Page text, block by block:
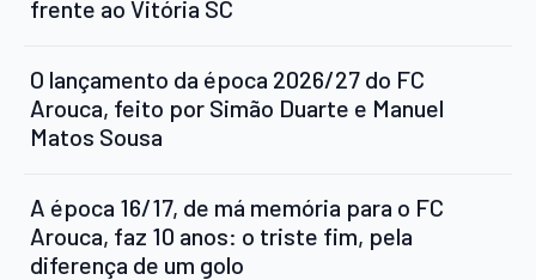
frente ao Vitória SC
O lançamento da época 2026/27 do FC
Arouca, feito por Simão Duarte e Manuel
Matos Sousa
A época 16/17, de má memória para o FC
Arouca, faz 10 anos: o triste fim, pela
diferença de um golo